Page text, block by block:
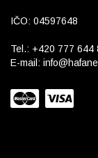
IČO: 04597648
Tel.: +420 777 644
E-mail: